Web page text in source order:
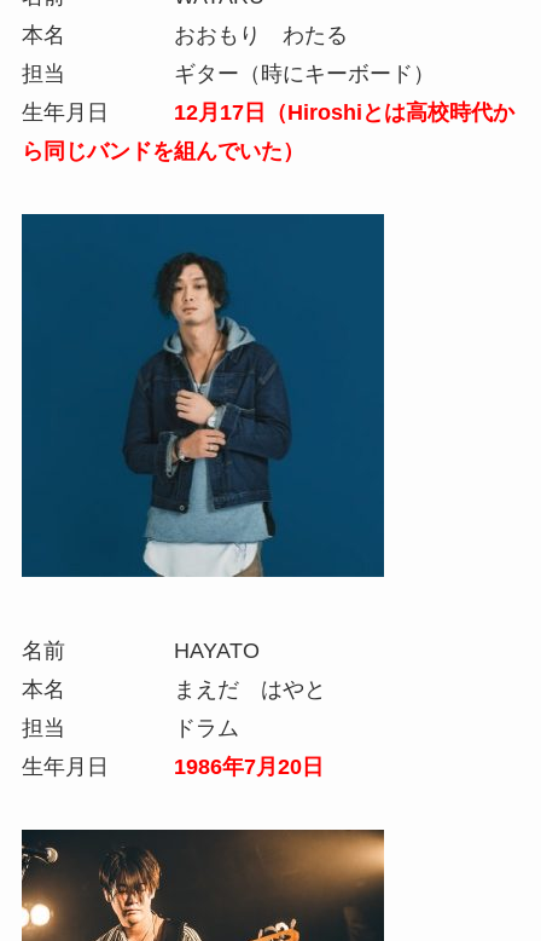
本名 おおもり わたる
担当 ギター（時にキーボード）
生年月日 12月17日（Hiroshiとは高校時代か
ら同じバンドを組んでいた）
名前 HAYATO
本名 まえだ はやと
担当 ドラム
生年月日 1986年7月20日